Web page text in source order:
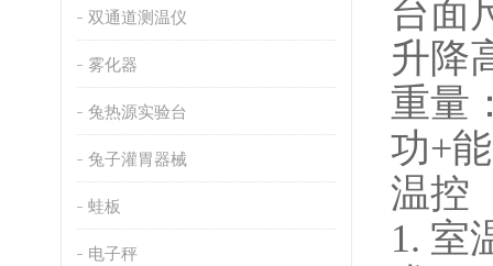
双通道测温仪
雾化器
兔热源实验台
兔子灌胃器械
蛙板
电子秤
台面
升降
重量
功+
温控
1. 室